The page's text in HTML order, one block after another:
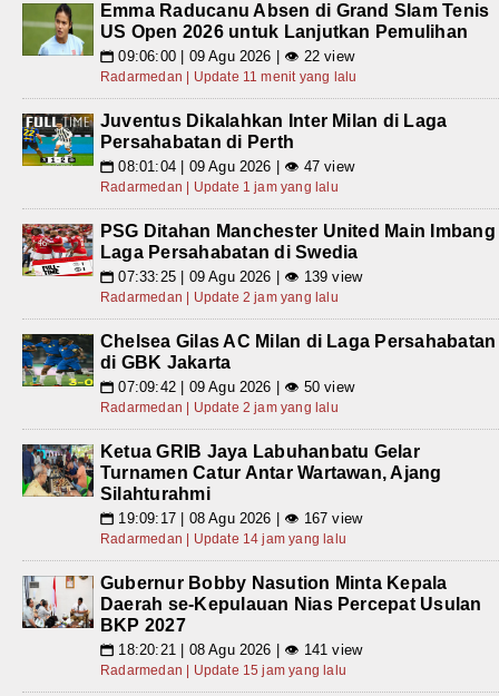
Emma Raducanu Absen di Grand Slam Tenis
US Open 2026 untuk Lanjutkan Pemulihan
📅 09:06:00 | 09 Agu 2026 | 👁 22 view
Radarmedan | Update 11 menit yang lalu
Juventus Dikalahkan Inter Milan di Laga
Persahabatan di Perth
📅 08:01:04 | 09 Agu 2026 | 👁 47 view
Radarmedan | Update 1 jam yang lalu
PSG Ditahan Manchester United Main Imbang
Laga Persahabatan di Swedia
📅 07:33:25 | 09 Agu 2026 | 👁 139 view
Radarmedan | Update 2 jam yang lalu
Chelsea Gilas AC Milan di Laga Persahabatan
di GBK Jakarta
📅 07:09:42 | 09 Agu 2026 | 👁 50 view
Radarmedan | Update 2 jam yang lalu
Ketua GRIB Jaya Labuhanbatu Gelar
Turnamen Catur Antar Wartawan, Ajang
Silahturahmi
📅 19:09:17 | 08 Agu 2026 | 👁 167 view
Radarmedan | Update 14 jam yang lalu
Gubernur Bobby Nasution Minta Kepala
Daerah se-Kepulauan Nias Percepat Usulan
BKP 2027
📅 18:20:21 | 08 Agu 2026 | 👁 141 view
Radarmedan | Update 15 jam yang lalu